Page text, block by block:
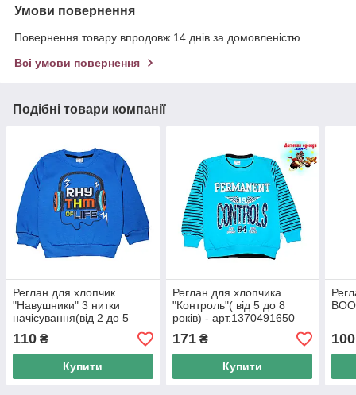
Умови повернення
Повернення товару впродовж 14 днів за домовленістю
Всі умови повернення
Подібні товари компанії
Реглан для хлопчик
"Навушники" 3 нитки
начісування(від 2 до 5
років)
110 ₴
Купити
Реглан для хлопчика
"Контроль"( від 5 до 8
років) - арт.1370491650
171₴
Купити
100